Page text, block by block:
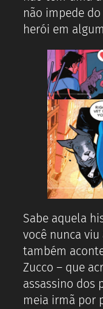
não impede
herói em
Sabe aquela
você nunca viu
também
Zucco – que
assassino dos
meia irmã por